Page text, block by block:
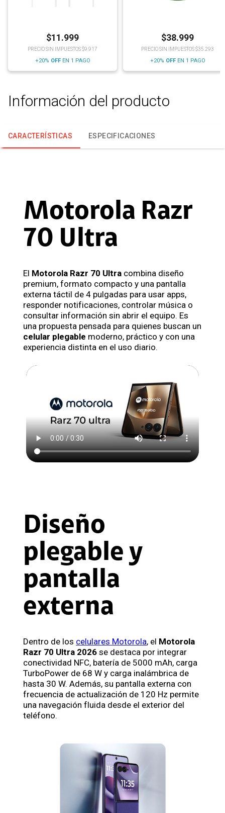
$11.999
PRECIO SIN IMPUESTOS $9.917
+20% OFFEN 1 PAGO
$38.999
PRECIO SIN IMPUESTOS $35.293
+20% OFFEN 1 PAGO
Información del producto
CARACTERÍSTICAS ESPECIFICACIONES
Motorola Razr
70 Ultra
El Motorola Razr 70 Ultra combina diseño
premium, formato compacto y una pantalla
externa táctil de 4 pulgadas para usar apps,
responder notificaciones, controlar música o
consultar información sin abrir el equipo. Es
una propuesta pensada para quienes buscan un
celular plegable moderno, práctico y con una
experiencia distinta en el uso diario.
Diseño
plegable y
pantalla
externa
Dentro de los celulares Motorola, el Motorola
Razr 70 Ultra 2026 se destaca por integrar
conectividad NFC, batería de 5000 mAh, carga
TurboPower de 68 W y carga inalámbrica de
hasta 30 W. Además, su pantalla externa con
frecuencia de actualización de 120 Hz permite
una navegación fluida desde el exterior del
teléfono.